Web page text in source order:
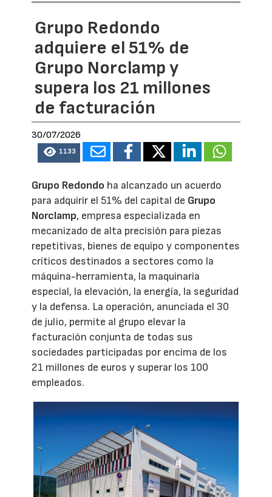
Grupo Redondo
adquiere el 51% de
Grupo Norclamp y
supera los 21 millones
de facturación
30/07/2026
1133
Grupo Redondo ha alcanzado un acuerdo
para adquirir el 51% del capital de Grupo
Norclamp, empresa especializada en
mecanizado de alta precisión para piezas
repetitivas, bienes de equipo y componentes
críticos destinados a sectores como la
máquina-herramienta, la maquinaria
especial, la elevación, la energía, la seguridad
y la defensa. La operación, anunciada el 30
de julio, permite al grupo elevar la
facturación conjunta de todas sus
sociedades participadas por encima de los
21 millones de euros y superar los 100
empleados.